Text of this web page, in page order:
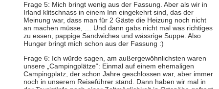
Frage 5: Mich bringt wenig aus der Fassung. Aber als wir in
Irland klitschnass in einem Inn eingekehrt sind, das der
Meinung war, dass man für 2 Gäste die Heizung noch nicht
an machen müsse, … Und dann gabs nicht mal was richtiges
zu essen, pappige Sandwiches und wässrige Suppe. Also
Hunger bringt mich schon aus der Fassung :)
Frage 6: Ich würde sagen, am außergewöhnlichsten waren
unsere „Campingplätze“: Einmal auf einem ehemaligen
Campingplatz, der schon Jahre geschlossen war, aber immer
noch in unserem Reiseführer stand. Dann haben wir mal in